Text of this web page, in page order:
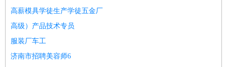
高薪模具学徒生产学徒五金厂
高级）产品技术专员
服装厂车工
济南市招聘美容师6